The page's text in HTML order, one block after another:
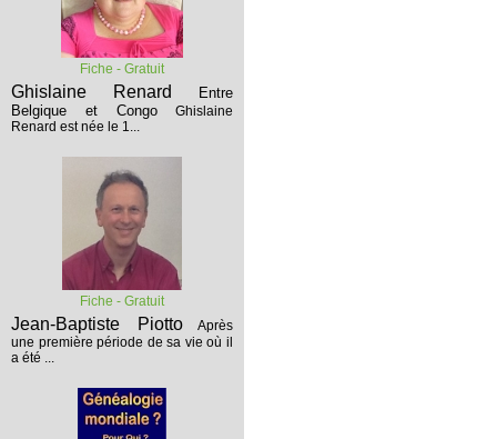
Fiche - Gratuit
Ghislaine Renard
Entre
Belgique et Congo
Ghislaine
Renard est née le 1...
Fiche - Gratuit
Jean-Baptiste Piotto
Après
une première période de sa vie où il
a été ...